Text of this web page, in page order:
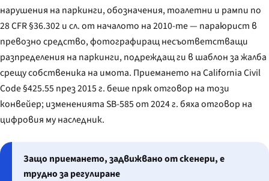
нарушения на паркинги, обозначения, тоалетни и рампи по
28 CFR §36.302 и сл. от началото на 2010-те — параюрист в
превозно средство, фотографиращ несъответстващи
разпределения на паркинги, подреждащ ги в шаблон за жалба
срещу собственика на имота. Приемането на California Civil
Code §425.55 през 2015 г. беше пряк отговор на този
конвейер; измененията SB-585 от 2024 г. бяха отговор на
цифровия му наследник.
Защо приемането, задвижвано от скенери, е
трудно за регулиране